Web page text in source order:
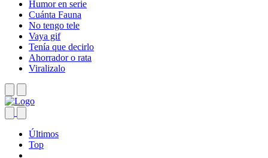
Humor en serie
Cuánta Fauna
No tengo tele
Vaya gif
Tenía que decirlo
Ahorrador o rata
Viralizalo
Últimos
Top